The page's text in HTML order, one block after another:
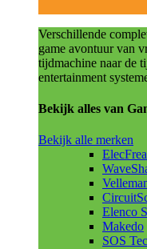
Verschillende
game avontuur van
tijdmachine naar de
entertainment
Bekijk alles van
Bekijk alle merken
Elenco
Makedo
SOS